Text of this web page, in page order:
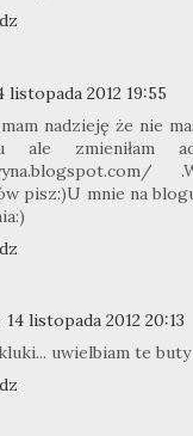
listopada 2012 19:55
nadzieję że nie
ale zmieniłam
pisz:)U mnie na
14 listopada 2012 20:13
uwielbiam te